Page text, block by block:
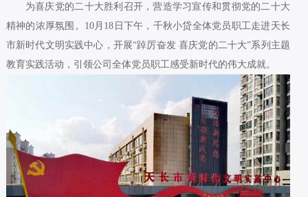
为喜庆党的二十大胜利召开，营造学习宣传和贯彻党的二十大
精神的浓厚氛围。10月18日下午，千秋小贷全体党员职工走进天长
市新时代文明实践中心，开展“踔厉奋发 喜庆党的二十大”系列主题
教育实践活动，引领公司全体党员职工感受新时代的伟大成就。